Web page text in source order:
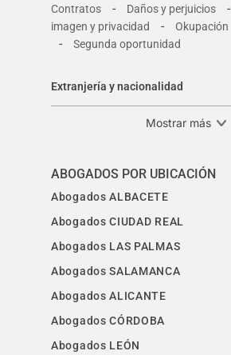
Contratos - Daños y perjuicios -
imagen y privacidad
- Okupación
- Segunda oportunidad
Extranjería y nacionalidad
Mostrar más
ABOGADOS POR UBICACIÓN
Abogados ALBACETE
Abogados CIUDAD REAL
Abogados LAS PALMAS
Abogados SALAMANCA
Abogados ALICANTE
Abogados CÓRDOBA
Abogados LEÓN